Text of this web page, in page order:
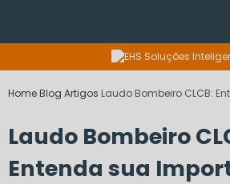
HomeBlog Artigos Laudo Bombeiro CLCB:
Laudo Bombeiro
Entenda sua